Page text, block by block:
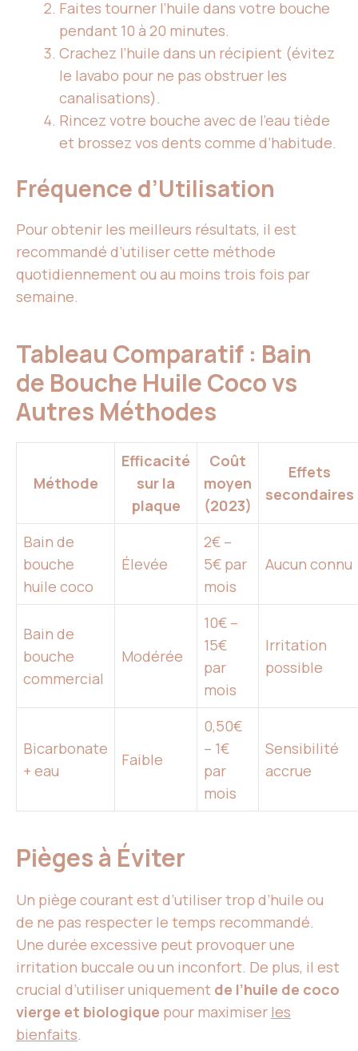
Faites tourner l’huile dans votre bouche
pendant 10 à 20 minutes.
Crachez l’huile dans un récipient (évitez
le lavabo pour ne pas obstruer les
canalisations).
Rincez votre bouche avec de l’eau tiède
et brossez vos dents comme d’habitude.
Fréquence d’Utilisation
Pour obtenir les meilleurs résultats, il est
recommandé d’utiliser cette méthode
quotidiennement ou au moins trois fois par
semaine.
Tableau Comparatif : Bain
de Bouche Huile Coco vs
Autres Méthodes
Méthode
Efficacité
sur la
plaque
Coût
moyen
(2023)
Effets
secondaires
Bain de
bouche
huile coco
Élevée
2€ –
5€ par
mois
Aucun connu
Bain de
bouche
commercial
Modérée
10€ –
15€
par
mois
Irritation
possible
Bicarbonate
+ eau
Faible
0,50€
– 1€
par
mois
Sensibilité
accrue
Pièges à Éviter
Un piège courant est d’utiliser trop d’huile ou
de ne pas respecter le temps recommandé.
Une durée excessive peut provoquer une
irritation buccale ou un inconfort. De plus, il est
crucial d’utiliser uniquement de l’huile de coco
vierge et biologique pour maximiser les
bienfaits.